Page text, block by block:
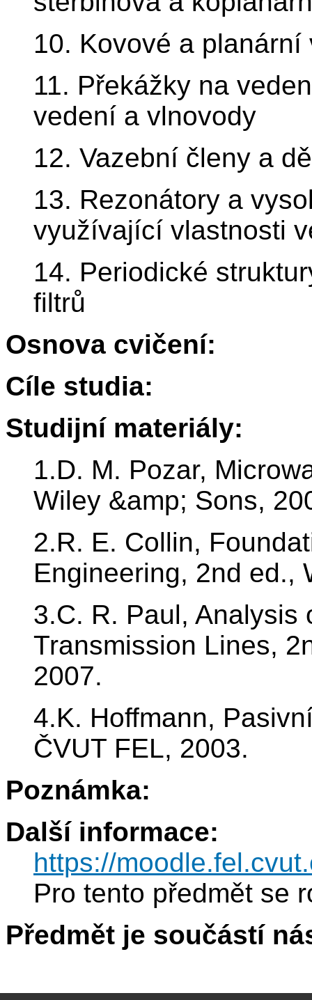
10. Kovové a planární
11. Překážky na
vedení a vlnovody
12. Vazební členy a
13. Rezonátory a
využívající vlastnosti
14. Periodické
filtrů
Osnova cvičení:
Cíle studia:
Studijní materiály:
1.D. M. Pozar,
Wiley &amp; Sons,
2.R. E. Collin,
Engineering, 2nd ed.,
3.C. R. Paul, Analysis
Transmission Lines,
2007.
4.K. Hoffmann,
ČVUT FEL, 2003.
Poznámka:
Další informace:
https://
Pro tento předmět se
Předmět je součástí